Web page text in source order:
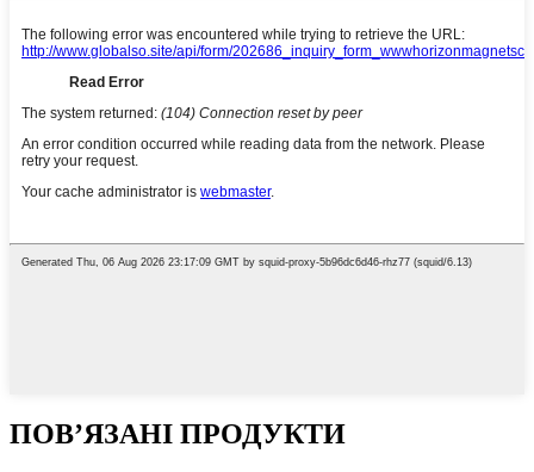
ПОВ’ЯЗАНІ ПРОДУКТИ